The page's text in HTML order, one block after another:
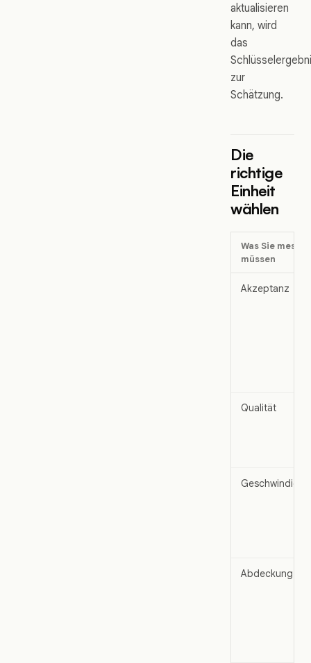
aktualisieren
kann, wird
das
zur
Schätzung.
Die
richtige
Einheit
wählen
Was Sie messen
müssen
Akzeptanz
Qualität
Abdeckung